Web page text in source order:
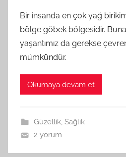
Bir insanda en çok yağ
bölge göbek bölgesidir.
yaşantımız da gerekse
mümkündür.
Okumaya devam et
Güzellik, Sağlık
2 yorum